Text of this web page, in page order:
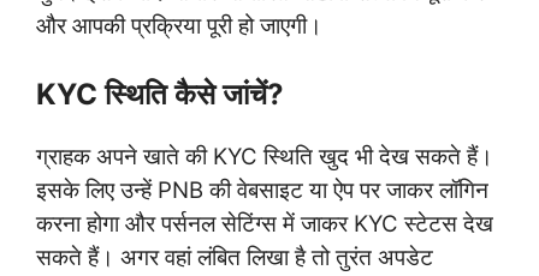
और आपकी प्रक्रिया पूरी हो जाएगी।
KYC स्थिति कैसे जांचें?
ग्राहक अपने खाते की KYC स्थिति खुद भी देख सकते हैं।
इसके लिए उन्हें PNB की वेबसाइट या ऐप पर जाकर लॉगिन
करना होगा और पर्सनल सेटिंग्स में जाकर KYC स्टेटस देख
सकते हैं। अगर वहां लंबित लिखा है तो तुरंत अपडेट